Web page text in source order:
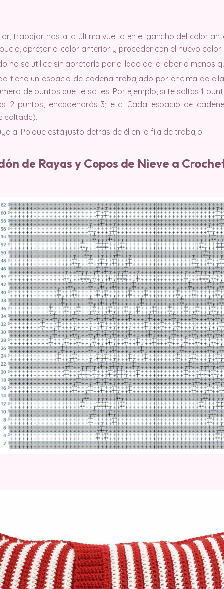
trabajar hasta la última vuelta en el gancho del color
apretar el color anterior y proceder con el nuevo color.
no se utilice sin apretarlo por el lado de la labor a menos
tiene un espacio de cadena trabajado por encima de
de puntos que te saltes. Por ejemplo, si te saltas 1
2 puntos, encadenarás 3; etc. Cada espacio de
saltado).
al Pb que está justo detrás de él en la fila de trabajo
de Rayas y Copos de Nieve a